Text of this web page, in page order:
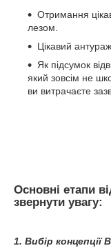
Отримання
лезом.
Цікавий
Як підсумок
який зовсім не
ви витрачаєте
Основні етапи
звернути увагу:
1. Вибір концепції